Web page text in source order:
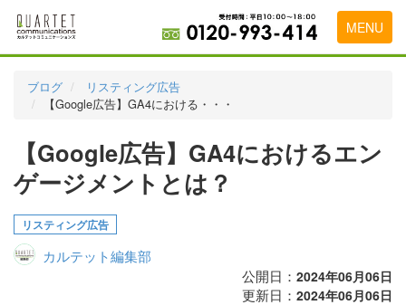
MENU
料金表
実績・お客様の声
初めて導入をお考えの方
代理店の乗り換えをお考えの方
広告代理店・HP制作会社様へ
ブログ
リスティング広告
【Google広告】GA4における・・・
【Google広告】GA4におけるエン
ゲージメントとは？
リスティング広告
カルテット編集部
公開日： 2024年06月06日
更新日： 2024年06月06日